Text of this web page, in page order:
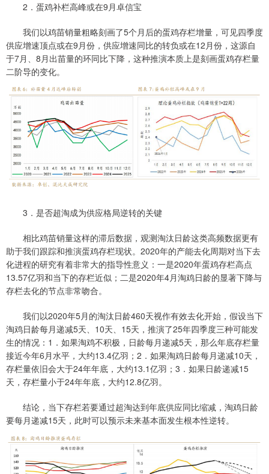
2．蛋鸡补栏高峰或在9月卓信宝
我们以鸡苗销量粗略刻画了5个月后的蛋鸡存栏增量，可见四季度
供应增速顶点或在9月份，供应增速同比的转负或在12月份，这源自
于7月、8月出苗量的环同比下降，这种推演本质上是刻画蛋鸡存栏量
二阶导的变化。
3．是否超淘成为供应格局逆转的关键
相比鸡苗销量这样的滞后数据，观测淘汰日龄这类高频数据更有
助于我们跟踪和推演蛋鸡存栏现状。2020年的产能去化周期对当下去
化进程的研究有着非常大的指导性意义：一是2020年蛋鸡存栏高点
13.57亿羽和当下的存栏近似；二是2020年4月淘鸡日龄的显著下降与
存栏去化的节点非常吻合。
我们以2020年5月的淘汰日龄460天视作有效去化开始，假设当下
淘鸡日龄每月递减5天、10天、15天，推演了25年四季度三种可能发
生的情况：1．如果淘鸡不积极，日龄每月递减5天，那么年底存栏量
接近今年6月水平，大约13.4亿羽；2．如果淘鸡日龄每月递减10天，
存栏量依旧会大于24年年底，大约13.1亿羽；3．如果日龄递减15
天，存栏量小于24年年底，大约12.8亿羽。
结论，当下存栏若要通过超淘达到年底供应同比缩减，淘鸡日龄
要每月递减15天，此时可以预示未来基本面发生根本性逆转。